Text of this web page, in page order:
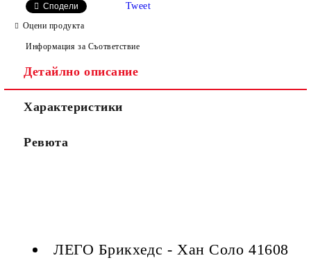
Сподели Tweet
Оцени продукта
Информация за Съответствие
Детайлно описание
Характеристики
Ревюта
ЛЕГО Брикхедс - Хан Соло 41608